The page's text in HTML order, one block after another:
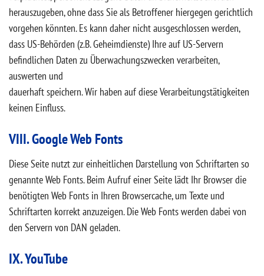
herauszugeben, ohne dass Sie als Betroffener hiergegen gerichtlich
vorgehen könnten. Es kann daher nicht ausgeschlossen werden,
dass US-Behörden (z.B. Geheimdienste) Ihre auf US-Servern
befindlichen Daten zu Überwachungszwecken verarbeiten,
auswerten und
dauerhaft speichern. Wir haben auf diese Verarbeitungstätigkeiten
keinen Einfluss.
VIII. Google Web Fonts
Diese Seite nutzt zur einheitlichen Darstellung von Schriftarten so
genannte Web Fonts. Beim Aufruf einer Seite lädt Ihr Browser die
benötigten Web Fonts in Ihren Browsercache, um Texte und
Schriftarten korrekt anzuzeigen. Die Web Fonts werden dabei von
den Servern von DAN geladen.
IX. YouTube